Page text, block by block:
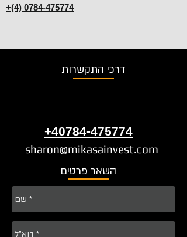
+(4) 0784-475774
דרכי התקשרות
+40784-475774
sharon@mikasainvest.com
השאר פרטים